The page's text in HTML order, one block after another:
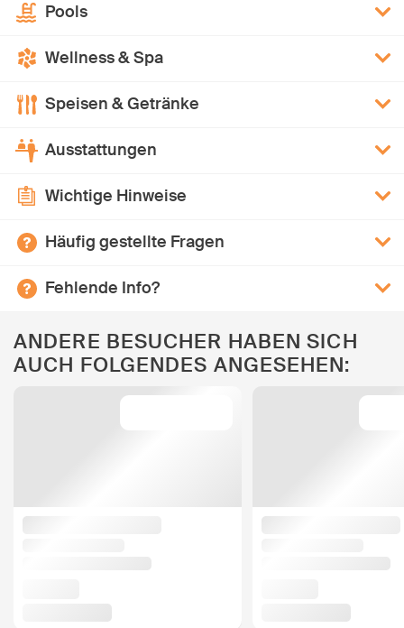
Pools
Wellness & Spa
Speisen & Getränke
Ausstattungen
Wichtige Hinweise
Häufig gestellte Fragen
Fehlende Info?
ANDERE BESUCHER HABEN SICH
AUCH FOLGENDES ANGESEHEN: